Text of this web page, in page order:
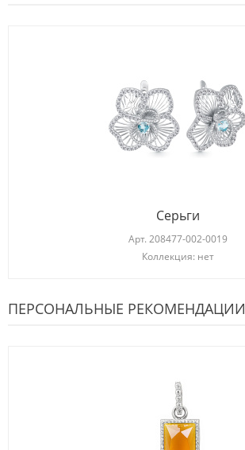
Серьги
Арт. 208477-002-0019
Коллекция: нет
ПЕРСОНАЛЬНЫЕ РЕКОМЕНДАЦИИ